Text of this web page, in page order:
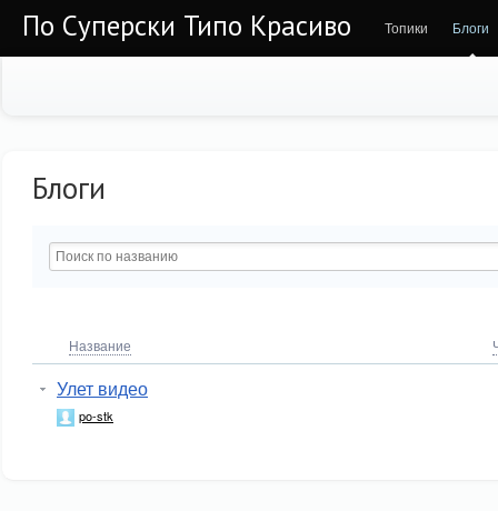
По Суперски Типо Красиво Топики Блоги
Блоги
Название
Улет видео
po-stk